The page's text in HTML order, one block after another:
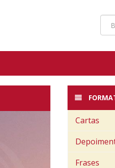
Cartas
Frases